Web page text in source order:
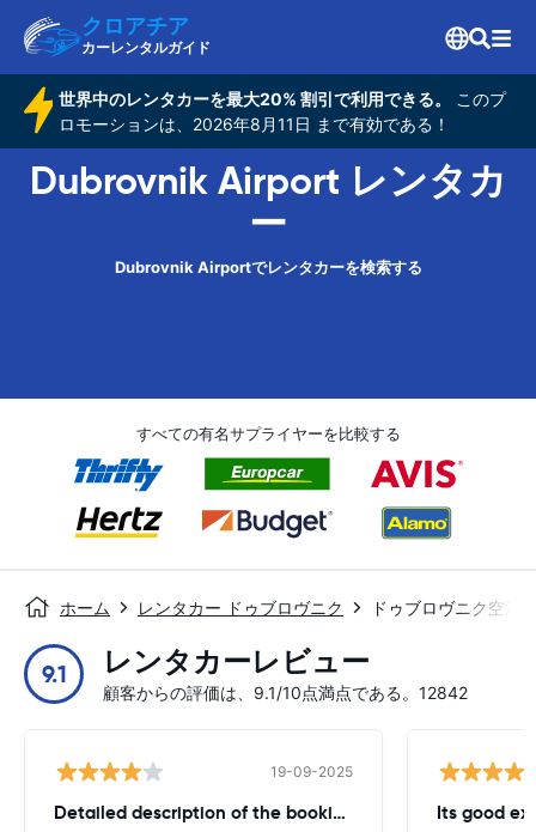
クロアチア
カーレンタルガイド
世界中のレンタカーを最大20% 割引で利用できる。
このプ
ロモーションは、2026年8月11日 まで有効である！
Dubrovnik Airport レンタカ
ー
Dubrovnik Airportでレンタカーを検索する
すべての有名サプライヤーを比較する
ホーム レンタカー ドゥブロヴニク ドゥブロヴニク空港
9.1 レンタカーレビュー
顧客からの評価は、9.1/10点満点である。12842
19-09-2025
Detailed description of the booking Its good